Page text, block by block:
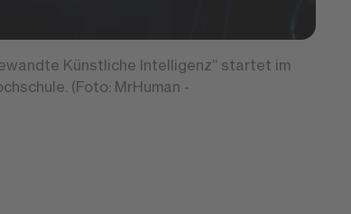
Künstliche Intelligenz“ startet im
(Foto: MrHuman -